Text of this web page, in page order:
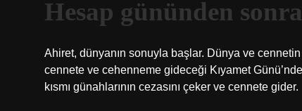
Hesap gününden
Ahiret, dünyanın sonuyla başlar. Dünya ve
cennete ve cehenneme gideceği Kıyamet
kısmı günahlarının cezasını çeker ve cennete gider.